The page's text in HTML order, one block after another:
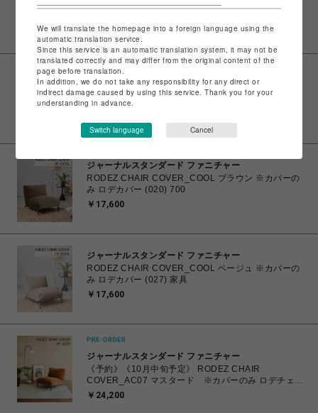
ムラサキスポーツ
バンズ スケート エラ VANS Skate ERA
BROWN/BLUE VN000ECRCL1 23.5㎝～28.0㎝ スニ
ーカー メンズ レディース シューズ 0198266445786
【北海道/沖縄/離島 着払い】
￥9,350
ジャーナルスタンダード ファニチャー
RODEZ CHAIR COVER_COOL ブラウン ※カバーの
み ロデカバー (020) 700
￥17,600
ジャーナルスタンダード ファニチャー
RODEZ CHAIR COVER_COOL ベージュ ※カバーの
み ロデカバー (027) 家具
￥17,600
ジャーナルスタンダード ファニチャー
《予約》《10月中旬予定》 RODEZ CHAIR
COVER_AC07 マスタード ※カバーのみ ロデチェア
カバー (086) 700
￥24,200
We will translate the homepage into a foreign language using the
automatic translation service.
Since this service is an automatic translation system, it may not be
translated correctly and may differ from the original content of the
page before translation.
In addition, we do not take any responsibility for any direct or
indirect damage caused by using this service. Thank you for your
understanding in advance.
Switch language Cancel